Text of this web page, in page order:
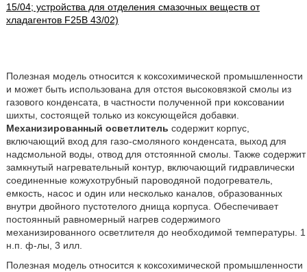
15/04; устройства для отделения смазочных веществ от
хладагентов F25B 43/02)
Полезная модель относится к коксохимической промышленности
и может быть использована для отстоя высоковязкой смолы из
газового конденсата, в частности полученной при коксовании
шихты, состоящей только из коксующейся добавки.
Механизированный осветлитель содержит корпус,
включающий вход для газо-смоляного конденсата, выход для
надсмольной воды, отвод для отстоянной смолы. Также содержит
замкнутый нагревательный контур, включающий гидравлически
соединенные кожухотрубный пароводяной подогреватель,
емкость, насос и один или несколько каналов, образованных
внутри двойного пустотелого днища корпуса. Обеспечивает
постоянный равномерный нагрев содержимого
механизированного осветлителя до необходимой температуры. 1
н.п. ф-лы, 3 илл.
Полезная модель относится к коксохимической промышленности